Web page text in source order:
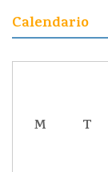
Calendario
M
T